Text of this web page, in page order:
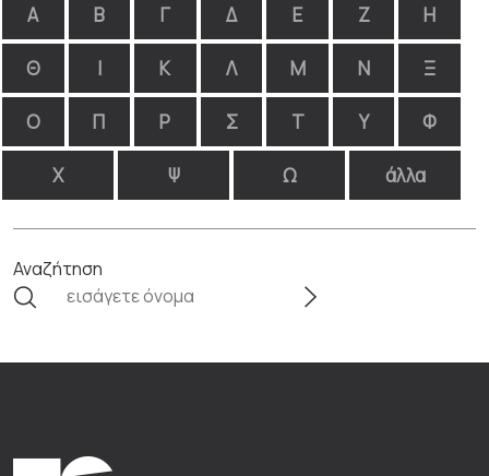
Α Β Γ Δ Ε Ζ Η
Θ Ι Κ Λ Μ Ν Ξ
Ο Π Ρ Σ Τ Υ Φ
Χ Ψ Ω άλλα
Αναζήτηση